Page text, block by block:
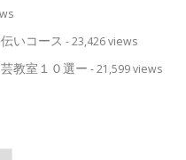
いコース - 23,426 views
教室１０選ー - 21,599 views